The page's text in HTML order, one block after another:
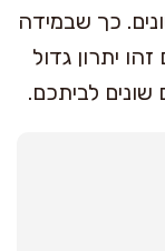
כך שבמידה
יתרון גדול
לביתכם.